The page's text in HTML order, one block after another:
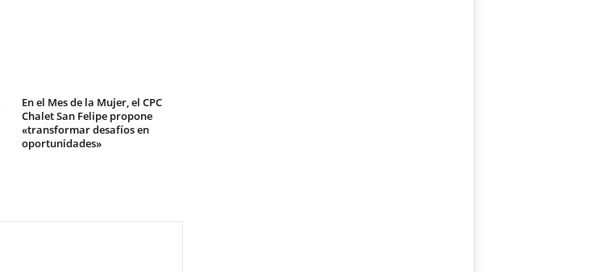
En el Mes de la Mujer, el CPC
Chalet San Felipe propone
«transformar desafíos en
oportunidades»